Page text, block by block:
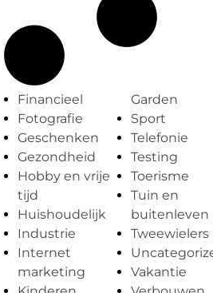
Financieel
Fotografie
Geschenken
Gezondheid
Hobby en vrije
tijd
Huishoudelijk
Industrie
Internet
marketing
Garden
Sport
Telefonie
Testing
Toerisme
Tuin en
buitenleven
Tweewielers
Vakantie